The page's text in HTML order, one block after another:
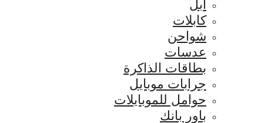
ابل
كابلات
شواحن
عدسات
بطاقات الذاكرة
جرابات موبايل
حوامل للموبايلات
باور بانك